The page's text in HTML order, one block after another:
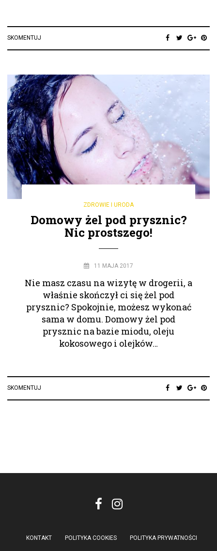
SKOMENTUJ
ZDROWIE I URODA
Domowy żel pod prysznic?
Nic prostszego!
11 MAJA 2017
Nie masz czasu na wizytę w drogerii, a
właśnie skończył ci się żel pod
prysznic? Spokojnie, możesz wykonać
sama w domu. Domowy żel pod
prysznic na bazie miodu, oleju
kokosowego i olejków…
SKOMENTUJ
KONTAKT POLITYKA COOKIES POLITYKA PRYWATNOŚCI